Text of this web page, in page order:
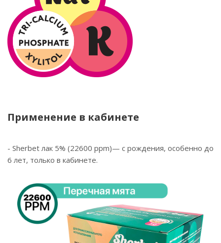
Применение в кабинете
- Sherbet лак 5% (22600 ppm)— с рождения, особенно до
6 лет, только в кабинете.